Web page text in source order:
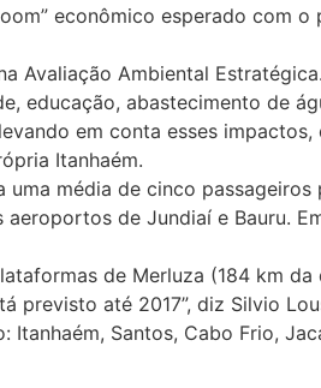
econômico esperado com
Avaliação Ambiental
educação, abastecimento de
em conta esses
Itanhaém.
média de cinco
de Jundiaí e Bauru.
de Merluza (184 km
previsto até 2017”, diz Silvio
Santos, Cabo Frio,